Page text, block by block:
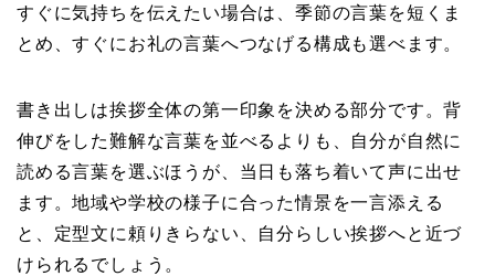
すぐに気持ちを伝えたい場合は、季節の言葉を短くま
とめ、すぐにお礼の言葉へつなげる構成も選べます。
書き出しは挨拶全体の第一印象を決める部分です。背
伸びをした難解な言葉を並べるよりも、自分が自然に
読める言葉を選ぶほうが、当日も落ち着いて声に出せ
ます。地域や学校の様子に合った情景を一言添える
と、定型文に頼りきらない、自分らしい挨拶へと近づ
けられるでしょう。